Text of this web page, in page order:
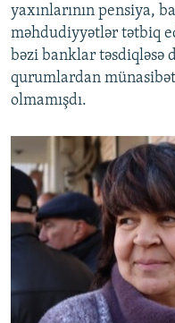
yaxınlarının pensiya,
məhdudiyyətlər tətbiq
bəzi banklar təsdiqləsə
qurumlardan
olmamışdı.